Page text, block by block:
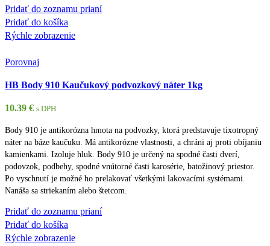
Pridať do zoznamu prianí
Pridať do košíka
Rýchle zobrazenie
Porovnaj
HB Body 910 Kaučukový podvozkový náter 1kg
10.39 € s DPH
Body 910 je antikorózna hmota na podvozky, ktorá predstavuje tixotropný
náter na báze kaučuku. Má antikorózne vlastnosti, a chráni aj proti obíjaniu
kamienkami. Izoluje hluk. Body 910 je určený na spodné časti dverí,
podovzok, podbehy, spodné vnútorné časti karosérie, batožinový priestor.
Po vyschnutí je možné ho prelakovať všetkými lakovacími systémami.
Nanáša sa striekaním alebo štetcom.
Pridať do zoznamu prianí
Pridať do košíka
Rýchle zobrazenie